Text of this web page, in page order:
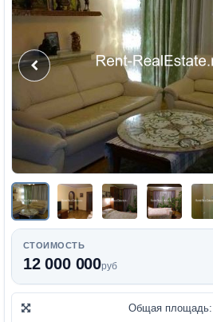
СТОИМОСТЬ
12 000 000руб
Общая площадь: